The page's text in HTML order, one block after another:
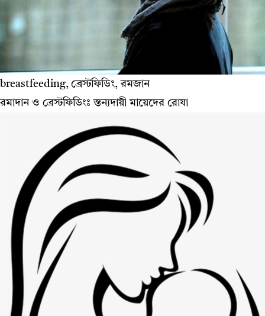
breastfeeding, ব্রেস্টফিডিং, রমজান
রমাদান ও ব্রেস্টফিডিংঃ স্তন্যদায়ী মায়েদের রোযা